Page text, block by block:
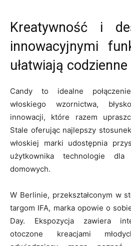
Kreatywność i
innowacyjnymi
ułatwiają codzienne
Candy to idealne
włoskiego wzornictwa,
innowacji, które razem
Stale oferując najlepszy
włoskiej marki udostępnia
użytkownika technologie dla
domowych.
W Berlinie, przekształconym w
targom IFA, marka opowie o
Day. Ekspozycja zawiera
otoczone kreacjami